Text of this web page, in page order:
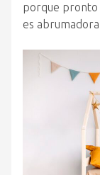
porque pronto
es